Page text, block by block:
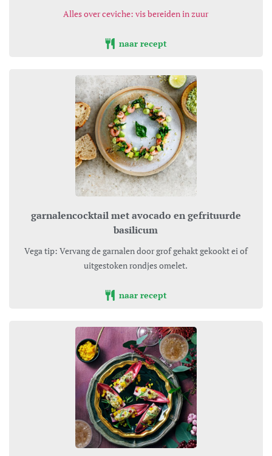
Alles over ceviche: vis bereiden in zuur
naar recept
garnalencocktail met avocado en gefrituurde
basilicum
Vega tip: Vervang de garnalen door grof gehakt gekookt ei of
uitgestoken rondjes omelet.
naar recept